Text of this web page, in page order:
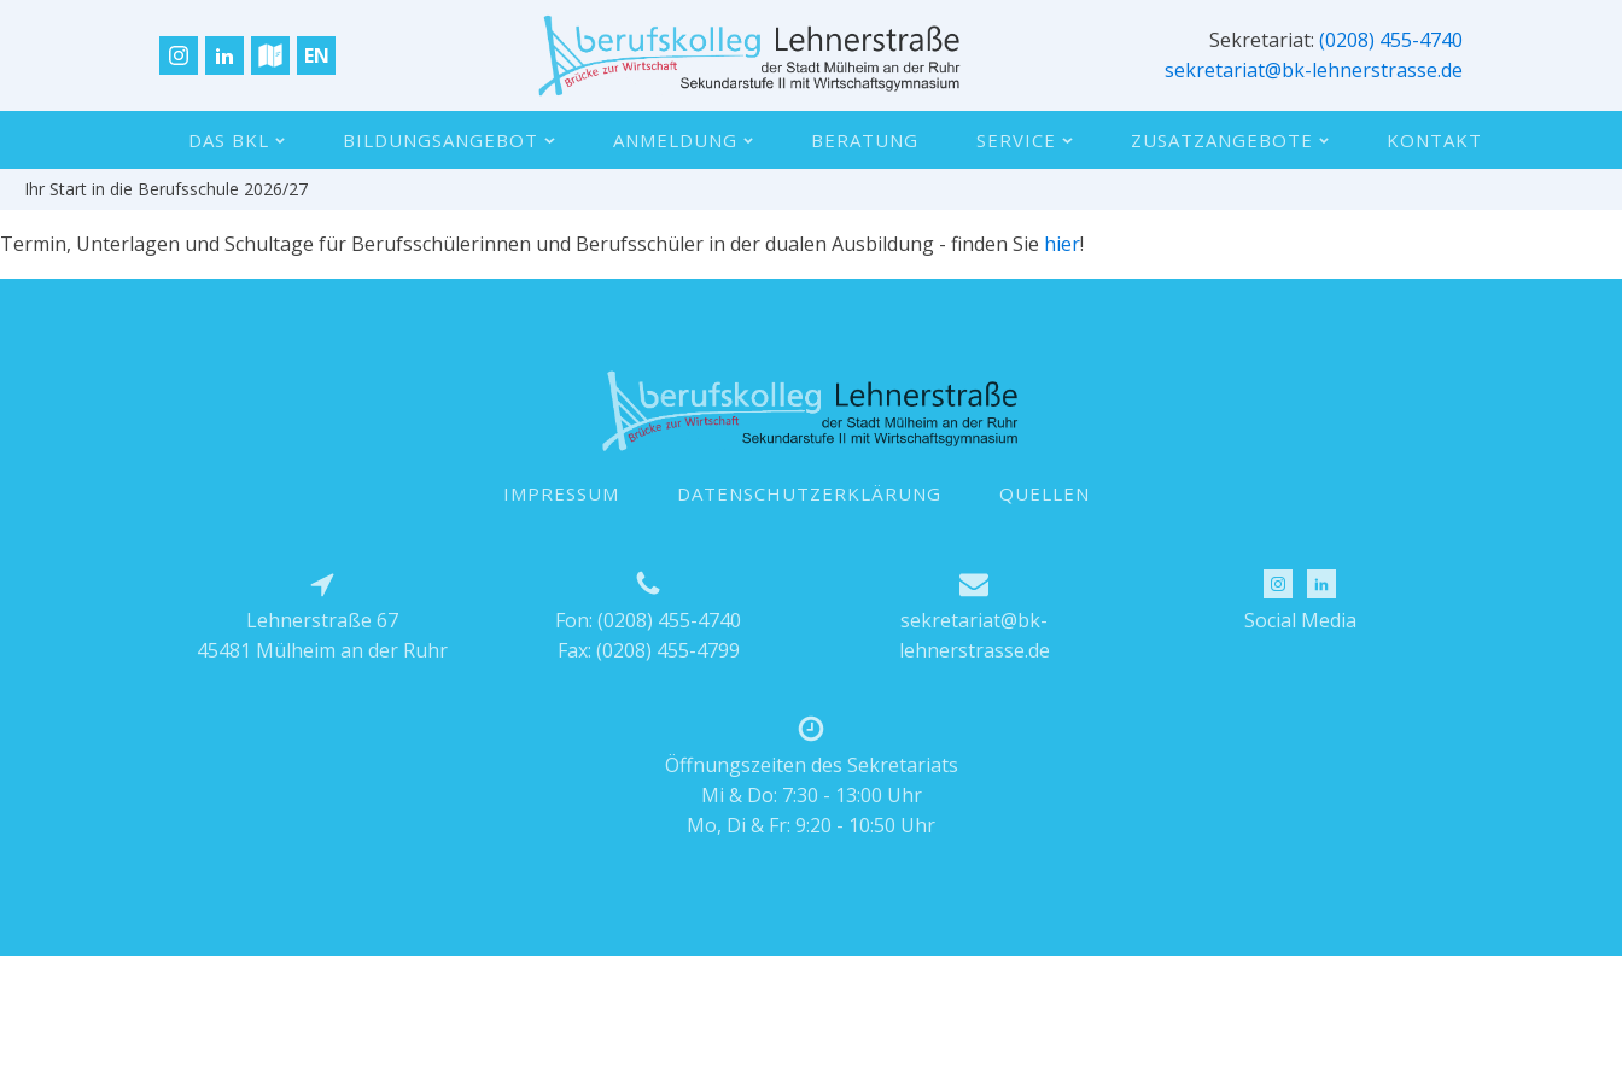
EN
Sekretariat: (0208) 455-4740
sekretariat@bk-lehnerstrasse.de
DAS BKL BILDUNGSANGEBOT ANMELDUNG BERATUNG SERVICE ZUSATZANGEBOTE KONTAKT
Ihr Start in die Berufsschule 2026/27
Termin, Unterlagen und Schultage für Berufsschülerinnen und Berufsschüler in der dualen Ausbildung - finden Sie hier!
IMPRESSUM DATENSCHUTZERKLÄRUNG QUELLEN
Lehnerstraße 67
45481 Mülheim an der Ruhr
Fon: (0208) 455-4740
Fax: (0208) 455-4799
sekretariat@bk-
lehnerstrasse.de
Social Media
Öffnungszeiten des Sekretariats
Mi & Do: 7:30 - 13:00 Uhr
Mo, Di & Fr: 9:20 - 10:50 Uhr